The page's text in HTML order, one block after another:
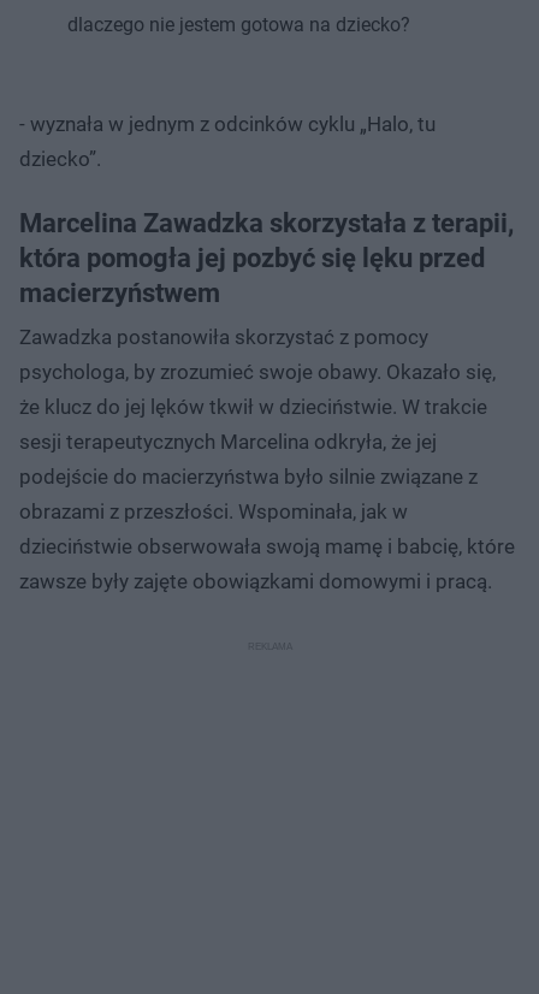
dlaczego nie jestem gotowa na dziecko?
- wyznała w jednym z odcinków cyklu „Halo, tu
dziecko”.
Marcelina Zawadzka skorzystała z terapii,
która pomogła jej pozbyć się lęku przed
macierzyństwem
Zawadzka postanowiła skorzystać z pomocy
psychologa, by zrozumieć swoje obawy. Okazało się,
że klucz do jej lęków tkwił w dzieciństwie. W trakcie
sesji terapeutycznych Marcelina odkryła, że jej
podejście do macierzyństwa było silnie związane z
obrazami z przeszłości. Wspominała, jak w
dzieciństwie obserwowała swoją mamę i babcię, które
zawsze były zajęte obowiązkami domowymi i pracą.